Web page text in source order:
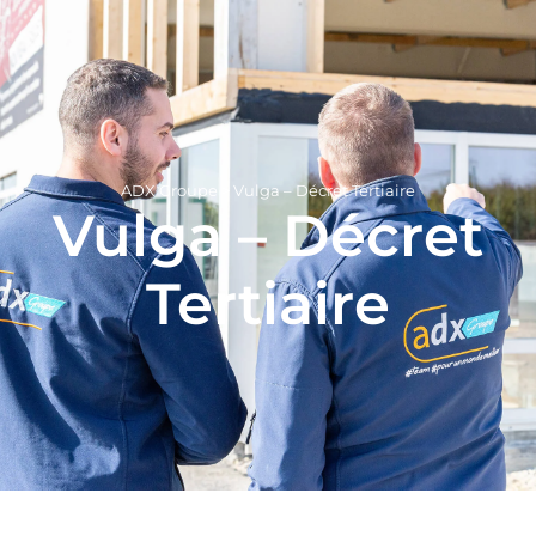
ADX Groupe Vulga – Décret Tertiaire
Vulga – Décret
Tertiaire